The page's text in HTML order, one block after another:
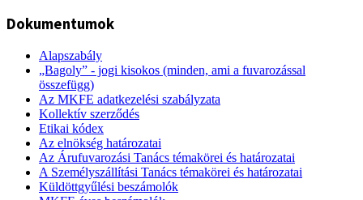
Dokumentumok
Alapszabály
„Bagoly” - jogi kisokos (minden, ami a fuvarozással
összefügg)
Az MKFE adatkezelési szabályzata
Kollektív szerződés
Etikai kódex
Az elnökség határozatai
Az Árufuvarozási Tanács témakörei és határozatai
A Személyszállítási Tanács témakörei és határozatai
Küldöttgyűlési beszámolók